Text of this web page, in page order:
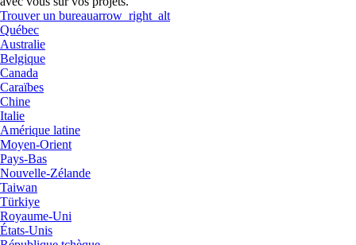
Trouver un bureauarrow_right_alt
Québec
Australie
Belgique
Canada
Caraïbes
Chine
Italie
Amérique latine
Moyen-Orient
Pays-Bas
Nouvelle-Zélande
Taiwan
Türkiye
Royaume-Uni
États-Unis